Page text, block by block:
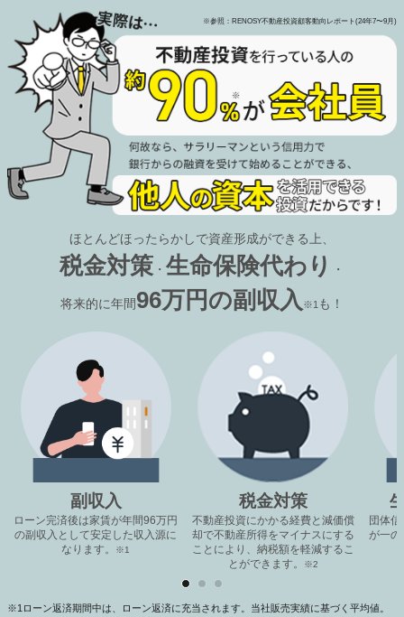
※参照：RENOSY不動産投資顧客動向レポート(24年7〜9月)
ほとんどほったらかしで資産形成ができる上、
税金対策 ・ 生命保険代わり ・
将来的に年間96万円の副収入 ※1 も！
副収入
ローン完済後は家賃が年間96万円
の副収入として安定した収入源に
なります。
※1
税金対策
不動産投資にかかる経費と減価償
却で不動産所得をマイナスにする
ことにより、納税額を軽減するこ
とができます。
※2
団体
が一の
※1 ローン返済期間中は、ローン返済に充当されます。当社販売実績に基づく平均値。